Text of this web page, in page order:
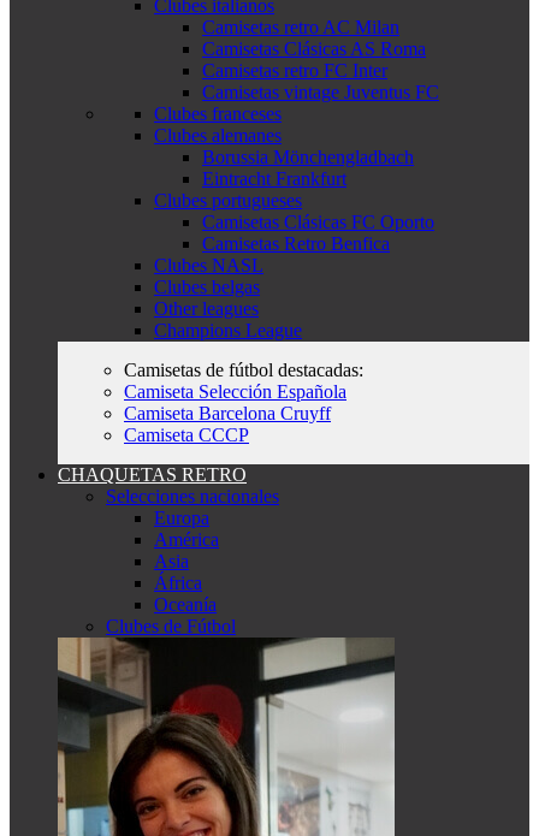
Clubes italianos
Camisetas retro AC Milan
Camisetas Clásicas AS Roma
Camisetas retro FC Inter
Camisetas vintage Juventus FC
Clubes franceses
Clubes alemanes
Borussia Mönchengladbach
Eintracht Frankfurt
Clubes portugueses
Camisetas Clásicas FC Oporto
Camisetas Retro Benfica
Clubes NASL
Clubes belgas
Other leagues
Champions League
Camisetas de fútbol destacadas:
Camiseta Selección Española
Camiseta Barcelona Cruyff
Camiseta CCCP
CHAQUETAS RETRO
Selecciones nacionales
Europa
América
Asia
África
Oceanía
Clubes de Fútbol